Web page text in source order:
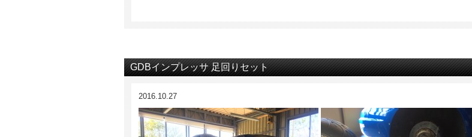
GDBインプレッサ 足回りセット
2016.10.27